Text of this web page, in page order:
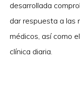
desarrollada
dar respuesta a las
médicos, así como
clínica diaria.